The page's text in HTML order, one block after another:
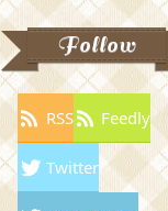
Follow
RSS Feedly
Twitter